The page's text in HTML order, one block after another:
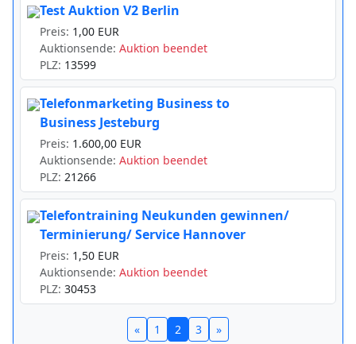
Test Auktion V2 Berlin
Preis: 1,00 EUR
Auktionsende: Auktion beendet
PLZ: 13599
Telefonmarketing Business to
Business Jesteburg
Preis: 1.600,00 EUR
Auktionsende: Auktion beendet
PLZ: 21266
Telefontraining Neukunden gewinnen/
Terminierung/ Service Hannover
Preis: 1,50 EUR
Auktionsende: Auktion beendet
PLZ: 30453
« 1 2 3 »